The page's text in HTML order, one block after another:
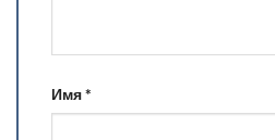
Имя*